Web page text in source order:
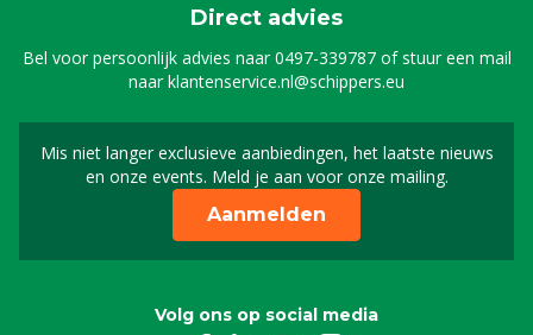
Direct advies
Bel voor persoonlijk advies naar0497-339787of stuur een mail
naarklantenservice.nl@schippers.eu
Mis niet langer exclusieve aanbiedingen, het laatste nieuws
en onze events. Meld je aan voor onze mailing.
Schrijf je in voor onze
Aanmelden
Volg ons op social media